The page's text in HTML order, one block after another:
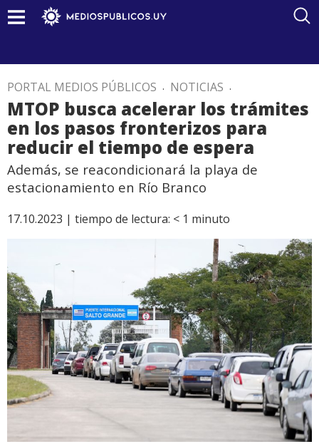
PORTAL MEDIOS PÚBLICOS . NOTICIAS .
MTOP busca acelerar los trámites
en los pasos fronterizos para
reducir el tiempo de espera
Además, se reacondicionará la playa de
estacionamiento en Río Branco
17.10.2023 | tiempo de lectura: < 1 minuto